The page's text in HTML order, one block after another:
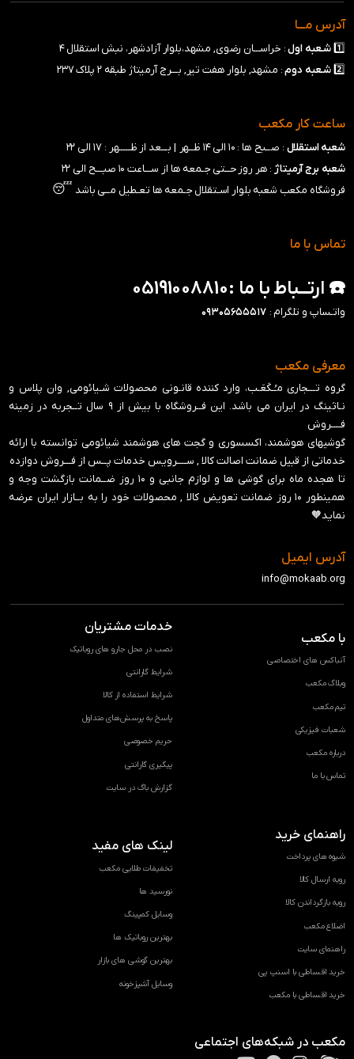
آدرس مـــا
1️⃣ شـعبه اول: خراســـان رضوی, مشهد،بلوار آزادشهر، نبش استقلال ۴
2️⃣ شـعبه دوم: مشهد, بلوار هفت تیر, بـــرج آرمیتاژ طبقه ۲ پلاک ۲۳۷
ساعت کار مکعب
شعبه استقلال : صــبح ها : ۱۰ الی ۱۴ ظــهر |
بـــعد از ظـــــهر : ۱۷ الی ۲۲
شعبه برج آرمیتاژ : هر روز حــتی جـمعه ها از ســـاعت ۱۰ صبـــح الی ۲۲
فروشگاه مکعب شعبه بلوار اسـتقلال جـمعه ها تعـطیل مــی باشد
😴
تماس با ما
☎️ ارتــباط با ما :05191008810
واتـساپ و تلگرام : ۰۹۳۰۵۶۵۵۵۱۷
معرفی مکعب
گروه تـــجاری مـُـکَعَـب، وارد کننده قانـونی محصولات شـیائومی, وان پلاس و
نـاثینگ در ایران می باشد. این فــروشگاه با بیش از ۹ سال تــجربه در زمینه
فــــروش
گوشیهای هوشمند، اکسسوری و گجت های هوشمند شیائومی توانسته با ارائه
خدماتی از قبیل ضمانت اصالت کالا , ســــرویس خدمات پــس از فـــروش دوازده
تا هجده ماه برای گوشی ها و لوازم جانبی و ‍۱۰ روز ضــمانت بازگشت وجه و
همینطور ۱۰ روز ضمانت تعویض کالا , محصولات خود را به بــازار ایران عرضه
نماید🧡
آدرس ایمیل
info@mokaab.org
با مکعب
آنباکس های اختصاصی
وبلاگ مکعب
تیم مکعب
شعبات فیزیکی
درباره مکعب
تماس با ما
خدمات مشتریان
نصب در محل جارو های روباتیک
شرایط گارانتی
شرایط استفاده از کالا
پاسخ به پرسش‌های متداول
حریم خصوصی
پیگیری گارانتی
گزارش باگ در سایت
راهنمای خرید
شیوه های پرداخت
رویه ارسال کالا
رویه بازگرداندن کالا
اضلاع مکعب
راهنمای سایت
خرید اقساطی با اسنپ پی
خرید اقساطی با مکعب
لینک های مفید
تخفیفات طلایی مکعب
نورسید ها
وسایل کمپینگ
بهترین روباتیک ها
بهترین گوشی های بازار
وسایل آشپزخونه
مکعب در شبکه‌های اجتماعی